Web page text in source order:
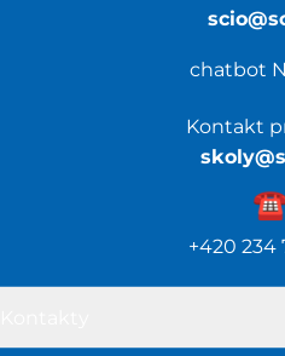
chatbot
Kontakt
+420 234